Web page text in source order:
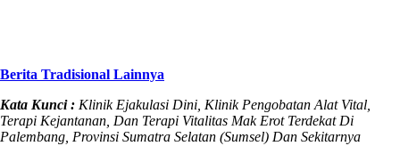
Berita Tradisional Lainnya
Kata Kunci : Klinik Ejakulasi Dini, Klinik Pengobatan Alat Vital,
Terapi Kejantanan, Dan Terapi Vitalitas Mak Erot Terdekat Di
Palembang, Provinsi Sumatra Selatan (Sumsel) Dan Sekitarnya